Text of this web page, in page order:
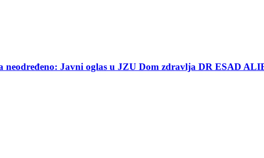
neodređeno: Javni oglas u JZU Dom zdravlja DR ESAD